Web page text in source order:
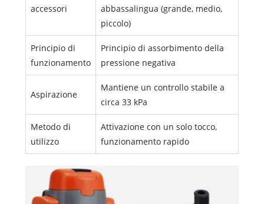
accessori
abbassalingua (grande, medio,
piccolo)
Principio di
funzionamento
Principio di assorbimento della
pressione negativa
Aspirazione
Mantiene un controllo stabile a
circa 33 kPa
Metodo di
utilizzo
Attivazione con un solo tocco,
funzionamento rapido